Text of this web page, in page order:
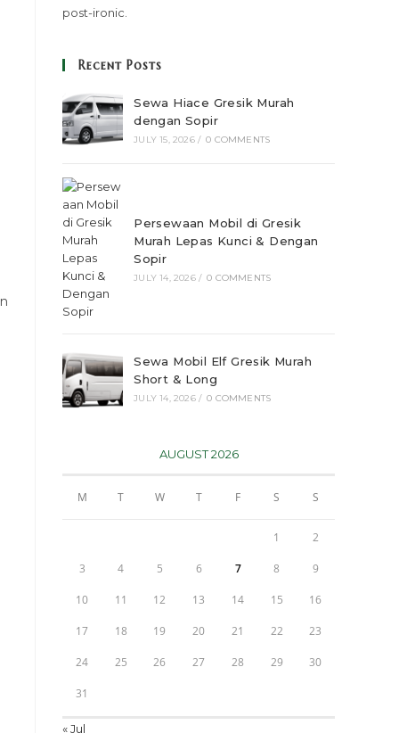
post-ironic.
Recent Posts
Sewa Hiace Gresik Murah
dengan Sopir
JULY 15, 2026 / 0 COMMENTS
Persewaan Mobil di Gresik
Murah Lepas Kunci & Dengan
Sopir
JULY 14, 2026 / 0 COMMENTS
Sewa Mobil Elf Gresik Murah
Short & Long
JULY 14, 2026 / 0 COMMENTS
AUGUST 2026
M T W T F S S
1 2
3 4 5 6 7 8 9
10 11 12 13 14 15 16
17 18 19 20 21 22 23
24 25 26 27 28 29 30
31
« Jul